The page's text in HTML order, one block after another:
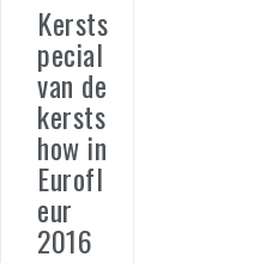
Kersts
pecial
van de
kersts
how in
Eurofl
eur
2016